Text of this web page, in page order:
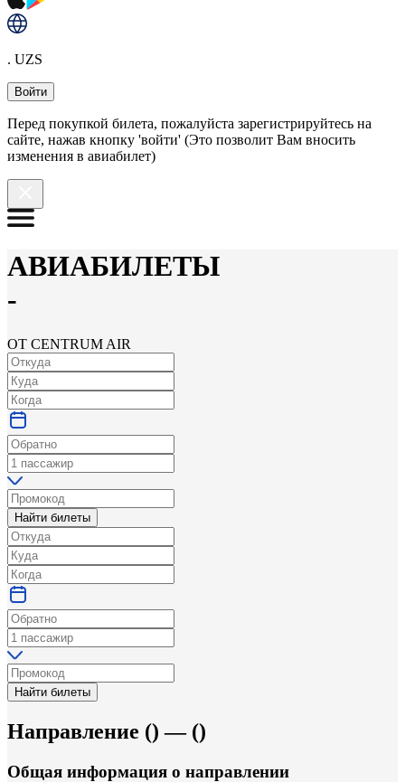
. UZS
Войти
Перед покупкой билета, пожалуйста зарегистрируйтесь на
сайте, нажав кнопку 'войти' (Это позволит Вам вносить
изменения в авиабилет)
АВИАБИЛЕТЫ
-
ОТ CENTRUM AIR
Найти билеты
Найти билеты
Направление () — ()
Общая информация о направлении